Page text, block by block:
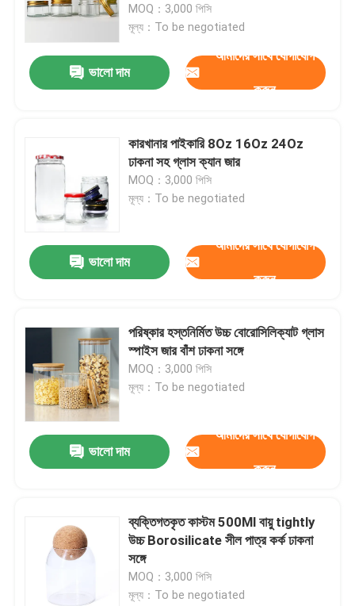
MOQ：3,000 পিসি
মূল্য：To be negotiated
ভালো দাম
আমাদের সাথে যোগাযোগ
করুন
কারখানার পাইকারি 8Oz 16Oz 24Oz
ঢাকনা সহ গ্লাস ক্যান জার
MOQ：3,000 পিসি
মূল্য：To be negotiated
ভালো দাম
আমাদের সাথে যোগাযোগ
করুন
পরিষ্কার হস্তনির্মিত উচ্চ বোরোসিলিক্যাট গ্লাস
স্পাইস জার বাঁশ ঢাকনা সঙ্গে
MOQ：3,000 পিসি
মূল্য：To be negotiated
ভালো দাম
আমাদের সাথে যোগাযোগ
করুন
ব্যক্তিগতকৃত কাস্টম 500Ml বায়ু tightly
উচ্চ Borosilicate সীল পাত্র কর্ক ঢাকনা
সঙ্গে
MOQ：3,000 পিসি
মূল্য：To be negotiated